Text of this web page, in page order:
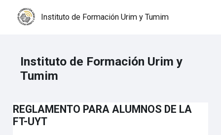
Instituto de Formación Urim y Tumim
Instituto de Formación Urim y
Tumim
REGLAMENTO PARA ALUMNOS DE LA
FT-UYT